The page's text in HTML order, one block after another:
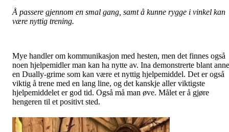
Å passere gjennom en smal gang, samt å kunne rygge i vinkel kan
være nyttig trening.
Mye handler om kommunikasjon med hesten, men det finnes også
noen hjelpemidler man kan ha nytte av. Ina demonstrerte blant
en Dually-grime som kan være et nyttig hjelpemiddel. Det er også
viktig å trene med en lang line, og det kanskje aller viktigste
hjelpemiddelet er god tid. Også må man øve. Målet er å gjøre
hengeren til et positivt sted.